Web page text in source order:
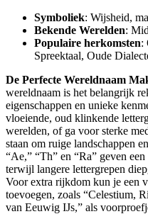
Symboliek: Wijsheid,
Bekende Werelden:
Populaire herkomsten:
Spreektaal, Oude
De Perfecte Wereldnaam
wereldnaam is het belangrijk
eigenschappen en unieke
vloeiende, oud klinkende
werelden, of ga voor sterke
staan om ruige landschappen
“Ae,” “Th” en “Ra” geven
terwijl langere lettergrepen
Voor extra rijkdom kun je een
toevoegen, zoals “Celestium,
van Eeuwig IJs,” als